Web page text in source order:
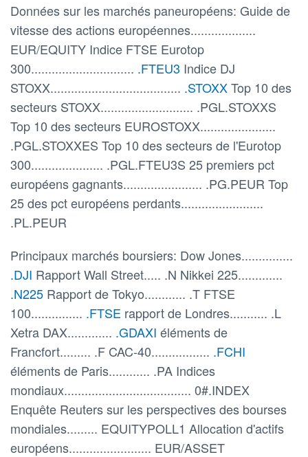
Données sur les marchés paneuropéens: Guide de
vitesse des actions européennes...................
EUR/EQUITY Indice FTSE Eurotop
300.............................. .FTEU3 Indice DJ
STOXX...................................... .STOXXTop 10 des
secteurs STOXX........................... .PGL.STOXXS
Top 10 des secteurs EUROSTOXX......................
.PGL.STOXXES Top 10 des secteurs de l'Eurotop
300..................... .PGL.FTEU3S 25 premiers pct
européens gagnants....................... .PG.PEUR Top
25 des pct européens perdants........................
.PL.PEUR
Principaux marchés boursiers: Dow Jones...............
.DJI Rapport Wall Street..... .N Nikkei 225.............
.N225 Rapport de Tokyo............ .T FTSE
100............... .FTSE rapport de Londres........... .L
Xetra DAX............. .GDAXI éléments de
Francfort......... .F CAC-40................. .FCHI
éléments de Paris............ .PA Indices
mondiaux..................................... 0#.INDEX
Enquête Reuters sur les perspectives des bourses
mondiales......... EQUITYPOLL1 Allocation d'actifs
européens........................ EUR/ASSET